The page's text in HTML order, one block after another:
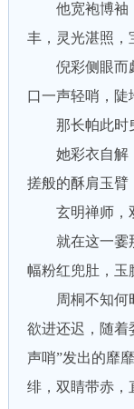
他宽袍博袖，
丰，灵光湛照，
倪彩侧眼而觑
口一声轻哨，陡
那长帕此时曳
她彩衣自解，
搓般的酥肩玉臂
玄明禅师，双
就在这一霎那
幅粉红兜肚，玉
周桐不知何时
欲进还迟，随着
声哨”发出的靡
绯，双睛带赤，